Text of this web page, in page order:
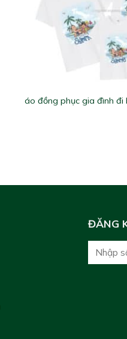
áo đồng phục gia đình đi
ĐĂNG